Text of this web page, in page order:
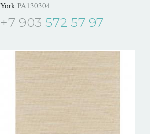
York PA130304
+7 903 572 57 97